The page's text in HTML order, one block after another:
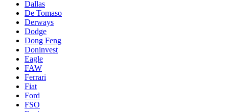
Dallas
De Tomaso
Derways
Dodge
Dong Feng
Doninvest
Eagle
FAW
Ferrari
Fiat
Ford
FSO